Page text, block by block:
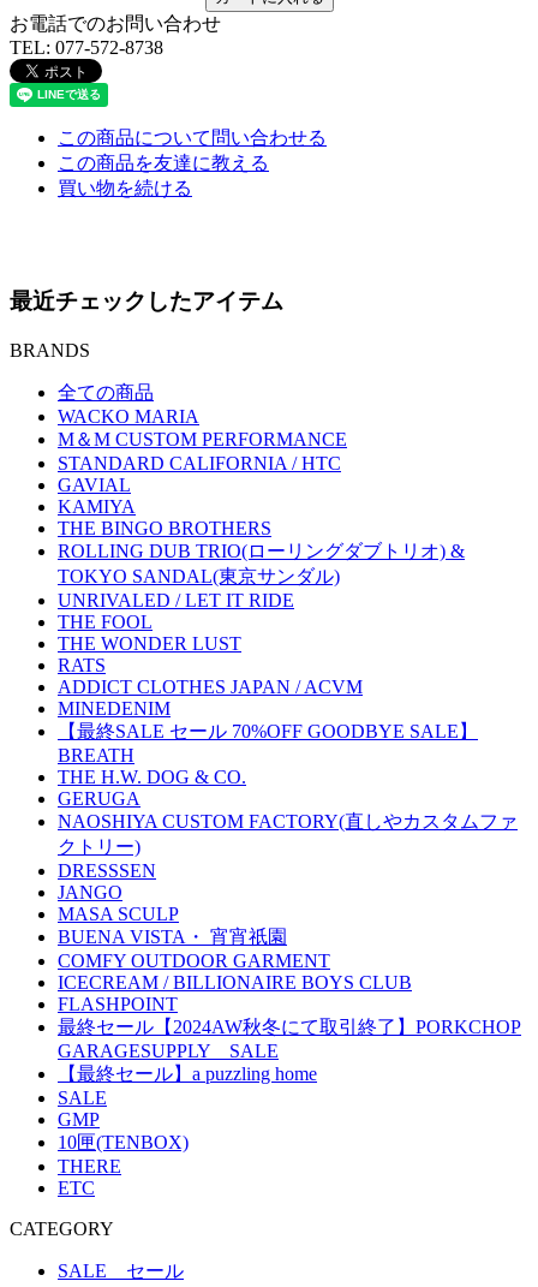
お電話でのお問い合わせ
TEL: 077-572-8738
この商品について問い合わせる
この商品を友達に教える
買い物を続ける
最近チェックしたアイテム
BRANDS
全ての商品
WACKO MARIA
M＆M CUSTOM PERFORMANCE
STANDARD CALIFORNIA / HTC
GAVIAL
KAMIYA
THE BINGO BROTHERS
ROLLING DUB TRIO(ローリングダブトリオ) &
TOKYO SANDAL(東京サンダル)
UNRIVALED / LET IT RIDE
THE FOOL
THE WONDER LUST
RATS
ADDICT CLOTHES JAPAN / ACVM
MINEDENIM
【最終SALE セール 70%OFF GOODBYE SALE】
BREATH
THE H.W. DOG & CO.
GERUGA
NAOSHIYA CUSTOM FACTORY(直しやカスタムファ
クトリー)
DRESSSEN
JANGO
MASA SCULP
BUENA VISTA・ 宵宵祇園
COMFY OUTDOOR GARMENT
ICECREAM / BILLIONAIRE BOYS CLUB
FLASHPOINT
最終セール【2024AW秋冬にて取引終了】PORKCHOP
GARAGESUPPLY SALE
【最終セール】a puzzling home
SALE
GMP
10匣(TENBOX)
THERE
ETC
CATEGORY
SALE セール